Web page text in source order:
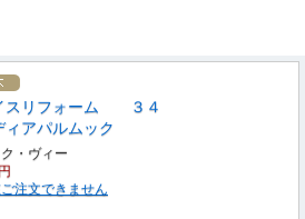
スリフォーム ３４
ィアパルムック
・ヴィー
注文できません